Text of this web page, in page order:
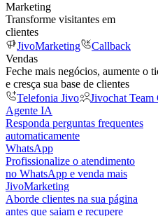
Marketing
Transforme visitantes em
clientes
JivoMarketing
Callback
Vendas
Feche mais negócios, aumente o
e cresça sua base de clientes
Telefonia Jivo
Jivochat Team
Agente IA
Responda perguntas frequentes
automaticamente
WhatsApp
Profissionalize o atendimento
no WhatsApp e venda mais
JivoMarketing
Aborde clientes na sua página
antes que saiam e recupere